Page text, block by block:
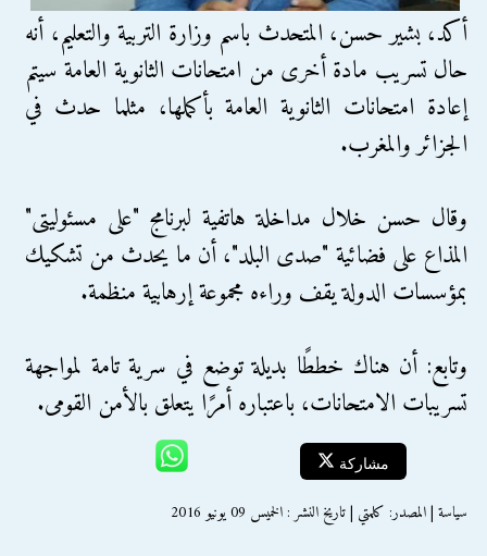
أكد، بشير حسن، المتحدث باسم وزارة التربية والتعليم، أنه
حال تسريب مادة أخرى من امتحانات الثانوية العامة سيتم
إعادة امتحانات الثانوية العامة بأكملها، مثلما حدث في
الجزائر والمغرب.
وقال حسن خلال مداخلة هاتفية لبرنامج "على مسئوليتى"
المذاع على فضائية "صدى البلد"، أن ما يحدث من تشكيك
بمؤسسات الدولة يقف وراءه مجموعة إرهابية منظمة.
وتابع: أن هناك خططًا بديلة توضع في سرية تامة لمواجهة
تسريبات الامتحانات، باعتباره أمرًا يتعلق بالأمن القومى.
مشاركة
سياسة | المصدر: كلمتي | تاريخ النشر : الخميس 09 يونيو 2016